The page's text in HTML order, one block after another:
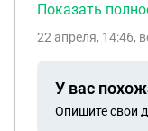
Показать
22 апреля, 14:46,
У вас
Опишите свои